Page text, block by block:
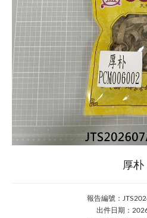
厚朴
報告編號：
出件日期：